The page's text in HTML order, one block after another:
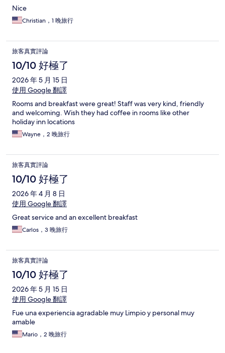
Nice
Christian，1 晚旅行
旅客真實評論
10/10 好極了
2026 年 5 月 15 日
使用 Google 翻譯
Rooms and breakfast were great! Staff was very kind, friendly
and welcoming. Wish they had coffee in rooms like other
holiday inn locations
Wayne，2 晚旅行
旅客真實評論
10/10 好極了
2026 年 4 月 8 日
使用 Google 翻譯
Great service and an excellent breakfast
Carlos，3 晚旅行
旅客真實評論
10/10 好極了
2026 年 5 月 15 日
使用 Google 翻譯
Fue una experiencia agradable muy Limpio y personal muy
amable
Mario，2 晚旅行